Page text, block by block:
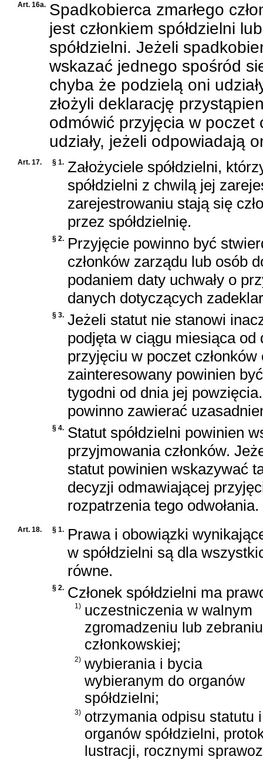
Art. 16a. Spadkobierca zmarłego
jest członkiem spółdzielni
spółdzielni. Jeżeli
wskazać jednego spośród
chyba że podzielą oni
złożyli deklarację
odmówić przyjęcia w poczet
udziały, jeżeli odpowiadają
Art. 17. § 1. Założyciele spółdzielni,
spółdzielni z chwilą jej
zarejestrowaniu stają się
przez spółdzielnię.
§ 2. Przyjęcie powinno być
członków zarządu lub osób
podaniem daty uchwały o
danych dotyczących
§ 3. Jeżeli statut nie stanowi
podjęta w ciągu miesiąca od
przyjęciu w poczet
zainteresowany powinien
tygodni od dnia jej
powinno zawierać
§ 4. Statut spółdzielni powinien
przyjmowania członków.
statut powinien wskazywać
decyzji odmawiającej
rozpatrzenia tego odwołania.
Art. 18. § 1. Prawa i obowiązki
w spółdzielni są dla
równe.
§ 2. Członek spółdzielni ma
1) uczestniczenia w walnym
zgromadzeniu lub
członkowskiej;
2) wybierania i bycia
wybieranym do organów
spółdzielni;
3) otrzymania odpisu statutu
organów spółdzielni,
lustracji, rocznymi